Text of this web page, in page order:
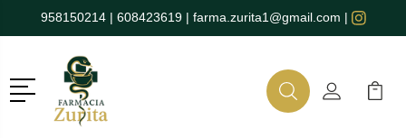
958150214| 608423619| farma.zurita1@gmail.com |
Menú
BuscarMi Cuenta
Mi